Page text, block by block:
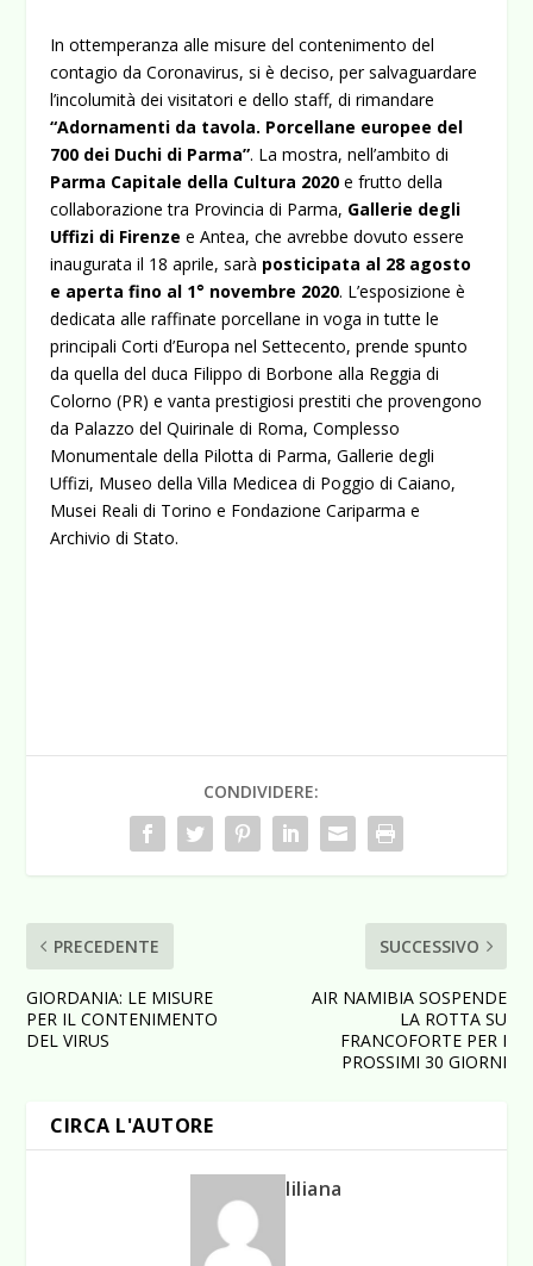
In ottemperanza alle misure del contenimento del
contagio da Coronavirus, si è deciso, per salvaguardare
l’incolumità dei visitatori e dello staff, di rimandare
“Adornamenti da tavola. Porcellane europee del
700 dei Duchi di Parma”. La mostra, nell’ambito di
Parma Capitale della Cultura 2020 e frutto della
collaborazione tra Provincia di Parma, Gallerie degli
Uffizi di Firenze e Antea, che avrebbe dovuto essere
inaugurata il 18 aprile, sarà posticipata al 28 agosto
e aperta fino al 1° novembre 2020. L’esposizione è
dedicata alle raffinate porcellane in voga in tutte le
principali Corti d’Europa nel Settecento, prende spunto
da quella del duca Filippo di Borbone alla Reggia di
Colorno (PR) e vanta prestigiosi prestiti che provengono
da Palazzo del Quirinale di Roma, Complesso
Monumentale della Pilotta di Parma, Gallerie degli
Uffizi, Museo della Villa Medicea di Poggio di Caiano,
Musei Reali di Torino e Fondazione Cariparma e
Archivio di Stato.
CONDIVIDERE:
PRECEDENTE
GIORDANIA: LE MISURE
PER IL CONTENIMENTO
DEL VIRUS
SUCCESSIVO
AIR NAMIBIA SOSPENDE
LA ROTTA SU
FRANCOFORTE PER I
PROSSIMI 30 GIORNI
CIRCA L'AUTORE
liliana